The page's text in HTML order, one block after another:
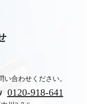
合わせください。
0120-918-641